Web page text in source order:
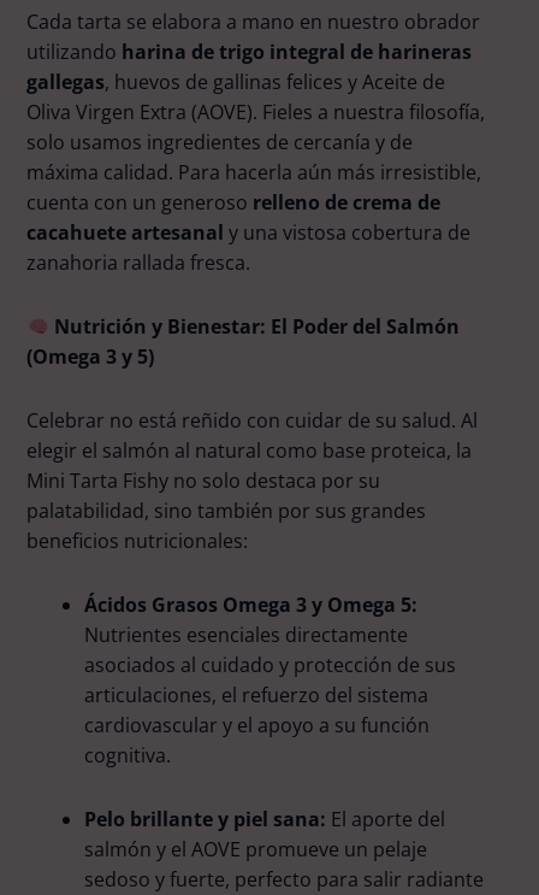
Cada tarta se elabora a mano en nuestro obrador
utilizando harina de trigo integral de harineras
gallegas, huevos de gallinas felices y Aceite de
Oliva Virgen Extra (AOVE). Fieles a nuestra filosofía,
solo usamos ingredientes de cercanía y de
máxima calidad. Para hacerla aún más irresistible,
cuenta con un generoso relleno de crema de
cacahuete artesanal y una vistosa cobertura de
zanahoria rallada fresca.
Nutrición y Bienestar: El Poder del Salmón
(Omega 3 y 5)
Celebrar no está reñido con cuidar de su salud. Al
elegir el salmón al natural como base proteica, la
Mini Tarta Fishy no solo destaca por su
palatabilidad, sino también por sus grandes
beneficios nutricionales:
Ácidos Grasos Omega 3 y Omega 5:
Nutrientes esenciales directamente
asociados al cuidado y protección de sus
articulaciones, el refuerzo del sistema
cardiovascular y el apoyo a su función
cognitiva.
Pelo brillante y piel sana: El aporte del
salmón y el AOVE promueve un pelaje
sedoso y fuerte, perfecto para salir radiante